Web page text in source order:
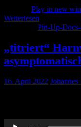
Play in new
Weiterlesen
Pin-Up-
„titriert“
16. April 2022 Johannes
Audio-